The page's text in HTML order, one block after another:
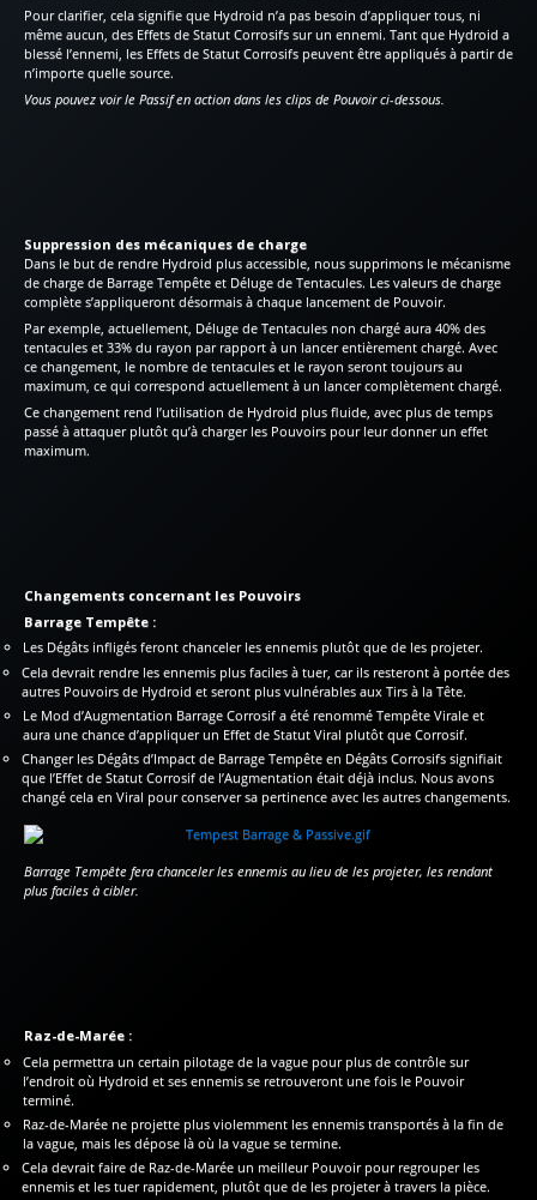
Pour clarifier, cela signifie que Hydroid n’a pas besoin d’appliquer tous, ni
même aucun, des Effets de Statut Corrosifs sur un ennemi. Tant que Hydroid a
blessé l’ennemi, les Effets de Statut Corrosifs peuvent être appliqués à partir de
n’importe quelle source.
Vous pouvez voir le Passif en action dans les clips de Pouvoir ci-dessous.
Suppression des mécaniques de charge
Dans le but de rendre Hydroid plus accessible, nous supprimons le mécanisme
de charge de Barrage Tempête et Déluge de Tentacules. Les valeurs de charge
complète s’appliqueront désormais à chaque lancement de Pouvoir.
Par exemple, actuellement, Déluge de Tentacules non chargé aura 40% des
tentacules et 33% du rayon par rapport à un lancer entièrement chargé. Avec
ce changement, le nombre de tentacules et le rayon seront toujours au
maximum, ce qui correspond actuellement à un lancer complètement chargé.
Ce changement rend l’utilisation de Hydroid plus fluide, avec plus de temps
passé à attaquer plutôt qu’à charger les Pouvoirs pour leur donner un effet
maximum.
Changements concernant les Pouvoirs
Barrage Tempête :
Les Dégâts infligés feront chanceler les ennemis plutôt que de les projeter.
Cela devrait rendre les ennemis plus faciles à tuer, car ils resteront à portée des
autres Pouvoirs de Hydroid et seront plus vulnérables aux Tirs à la Tête.
Le Mod d’Augmentation Barrage Corrosif a été renommé Tempête Virale et
aura une chance d’appliquer un Effet de Statut Viral plutôt que Corrosif.
Changer les Dégâts d’Impact de Barrage Tempête en Dégâts Corrosifs signifiait
que l’Effet de Statut Corrosif de l’Augmentation était déjà inclus. Nous avons
changé cela en Viral pour conserver sa pertinence avec les autres changements.
Barrage Tempête fera chanceler les ennemis au lieu de les projeter, les rendant
plus faciles à cibler.
Raz-de-Marée :
Cela permettra un certain pilotage de la vague pour plus de contrôle sur
l’endroit où Hydroid et ses ennemis se retrouveront une fois le Pouvoir
terminé.
Raz-de-Marée ne projette plus violemment les ennemis transportés à la fin de
la vague, mais les dépose là où la vague se termine.
Cela devrait faire de Raz-de-Marée un meilleur Pouvoir pour regrouper les
ennemis et les tuer rapidement, plutôt que de les projeter à travers la pièce.